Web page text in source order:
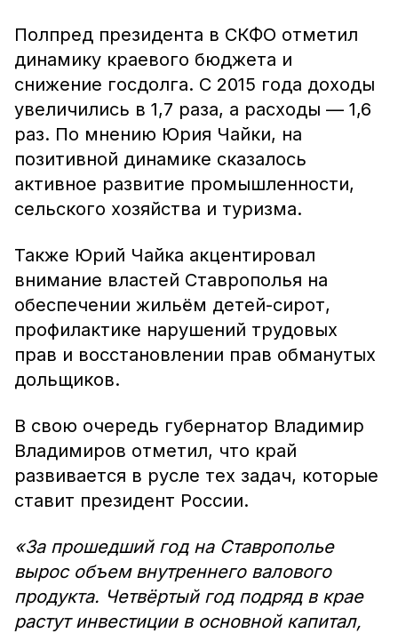
Полпред президента в СКФО отметил
динамику краевого бюджета и
снижение госдолга. С 2015 года доходы
увеличились в 1,7 раза, а расходы — 1,6
раз. По мнению Юрия Чайки, на
позитивной динамике сказалось
активное развитие промышленности,
сельского хозяйства и туризма.
Также Юрий Чайка акцентировал
внимание властей Ставрополья на
обеспечении жильём детей-сирот,
профилактике нарушений трудовых
прав и восстановлении прав обманутых
дольщиков.
В свою очередь губернатор Владимир
Владимиров отметил, что край
развивается в русле тех задач, которые
ставит президент России.
«За прошедший год на Ставрополье
вырос объем внутреннего валового
продукта. Четвёртый год подряд в крае
растут инвестиции в основной капитал,